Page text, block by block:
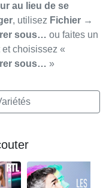
au lieu de se
, utilisez Fichier →
sous… ou faites un
et choisissez «
sous… »